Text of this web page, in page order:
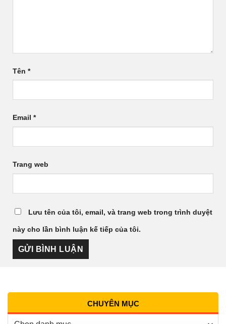
Tên *
Email *
Trang web
Lưu tên của tôi, email, và trang web trong trình duyệt
này cho lần bình luận kế tiếp của tôi.
CHUYÊN MỤC
Chuyên